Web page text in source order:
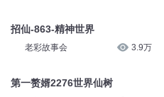
招仙-863-精神世界
老彩故事会 3.9万
第一赘婿2276世界仙树